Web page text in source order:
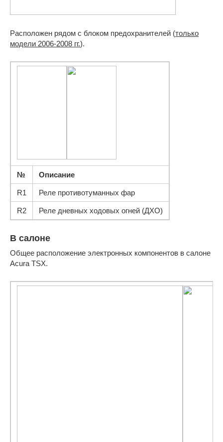
Расположен рядом с блоком предохранителей (только
модели 2006-2008 гг.).
№ Описание
R1 Реле противотуманных фар
R2 Реле дневных ходовых огней (ДХО)
В салоне
Общее расположение электронных компонентов в салоне
Acura TSX.